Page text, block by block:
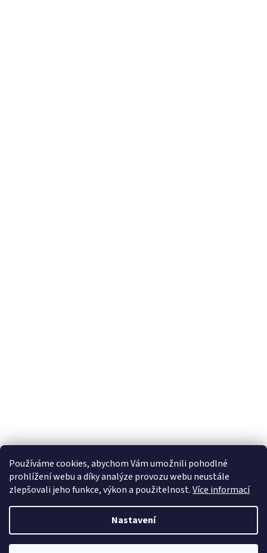
Používáme cookies, abychom Vám umožnili pohodlné
prohlížení webu a díky analýze provozu webu neustále
zlepšovali jeho funkce, výkon a použitelnost.Více informací
Nastavení
Vytvořil Shoptet